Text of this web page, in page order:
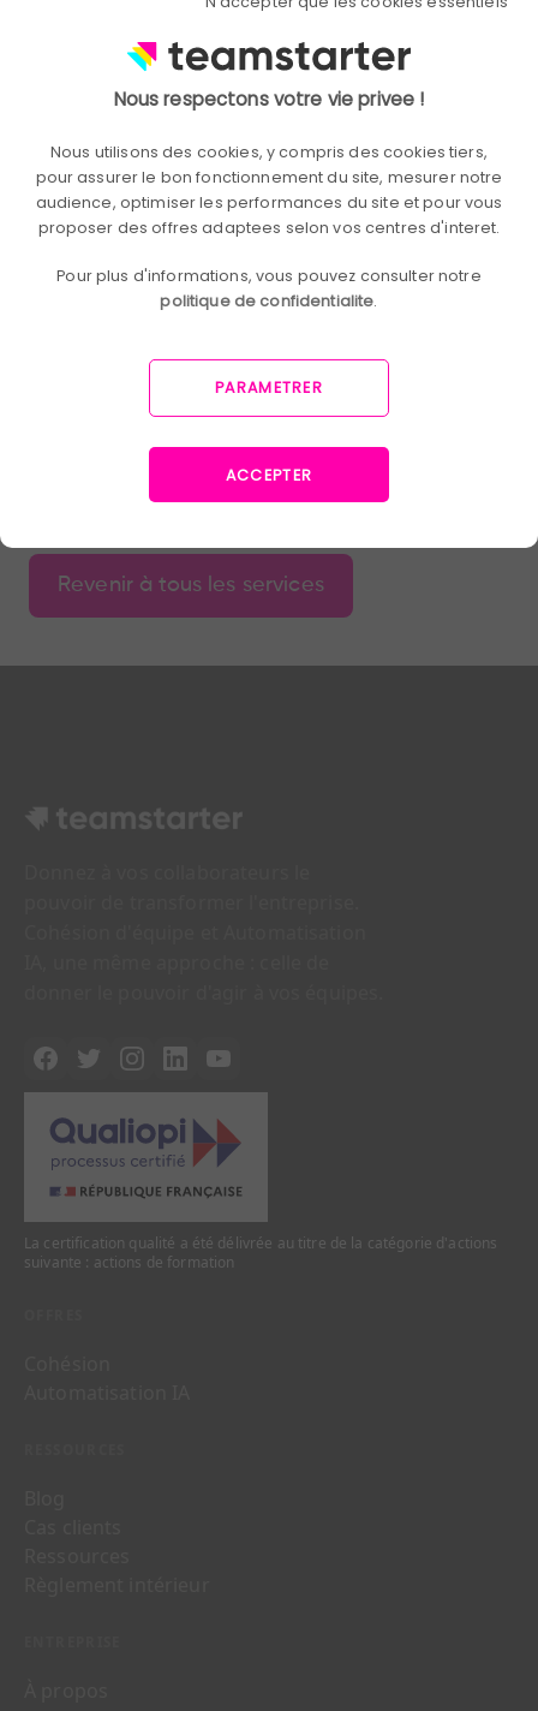
Libère les équipes internes de la gestion des paiements et
de la coordination avec les prestataires. Garantit une
gestion budgétaire claire et une traçabilité des
concentrer sur la mise en œuvre, sans contrainte
Prix du service
Devis sur demande
Revenir à tous les services
La certification qualité a été délivrée au titre de la catégorie d'actions
suivante : actions de formation
Nous respectons votre vie privee !
Nous utilisons des cookies, y compris des cookies tiers,
pour assurer le bon fonctionnement du site, mesurer notre
audience, optimiser les performances du site et pour vous
proposer des offres adaptees selon vos centres d'interet.
Pour plus d'informations, vous pouvez consulter notre
politique de confidentialite.
PARAMETRER
ACCEPTER